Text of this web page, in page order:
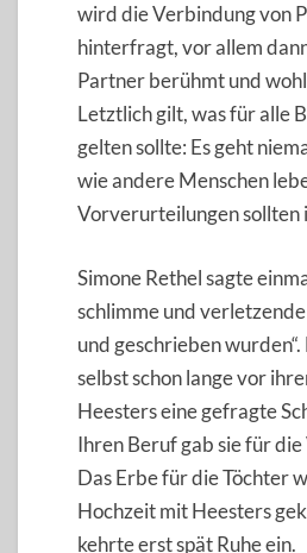
wird die Verbindung von
hinterfragt, vor allem
Partner berühmt und
Letztlich gilt, was für alle
gelten sollte: Es geht
wie andere Menschen
Vorverurteilungen sollten
Simone Rethel sagte
schlimme und
und geschrieben
selbst schon lange vor
Heesters eine gefragte
Ihren Beruf gab sie für
Das Erbe für die Töchter
Hochzeit mit Heesters
kehrte erst spät Ruhe ein.